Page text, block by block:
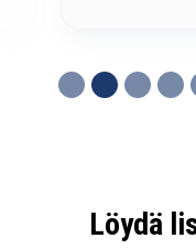
Löydä